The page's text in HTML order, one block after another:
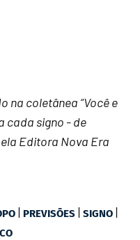
na coletânea “Você e
cada signo - de
Editora Nova Era
| PREVISÕES |SIGNO |